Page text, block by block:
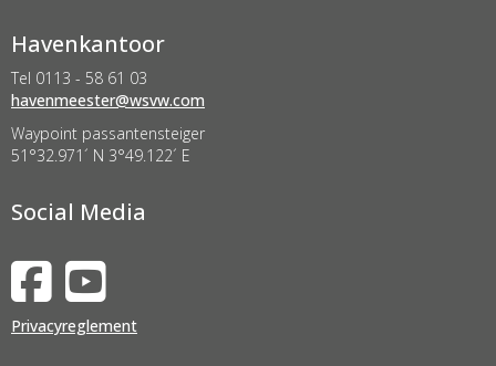
Havenkantoor
Tel 0113 - 58 61 03
retseemnevah@wsvw.com
Waypoint passantensteiger
51°32.971´ N 3°49.122´ E
Social Media
Privacyreglement